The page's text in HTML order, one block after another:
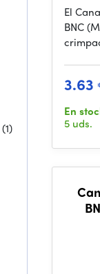
(1)
El
BNC
3.63
En
5 uds.